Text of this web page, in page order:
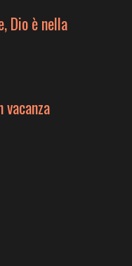
Dio è nella